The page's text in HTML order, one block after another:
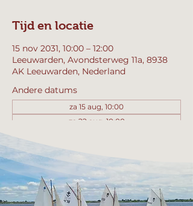
Tijd en locatie
15 nov 2031, 10:00 – 12:00
Leeuwarden, Avondsterweg 11a, 8938
AK Leeuwarden, Nederland
Andere datums
za 15 aug, 10:00
za 22 aug, 10:00
Bekijk alle 357 datums
Meld mij aan!